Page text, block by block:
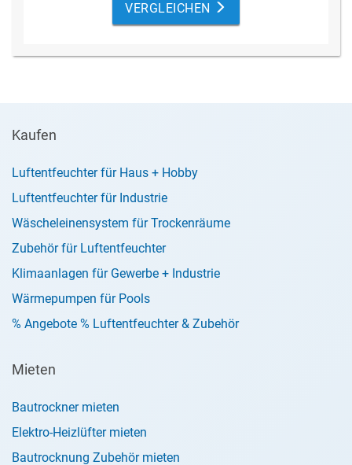
VERGLEICHEN
Kaufen
Luftentfeuchter für Haus + Hobby
Luftentfeuchter für Industrie
Wäscheleinensystem für Trockenräume
Zubehör für Luftentfeuchter
Klimaanlagen für Gewerbe + Industrie
Wärmepumpen für Pools
% Angebote % Luftentfeuchter & Zubehör
Mieten
Bautrockner mieten
Elektro-Heizlüfter mieten
Bautrocknung Zubehör mieten